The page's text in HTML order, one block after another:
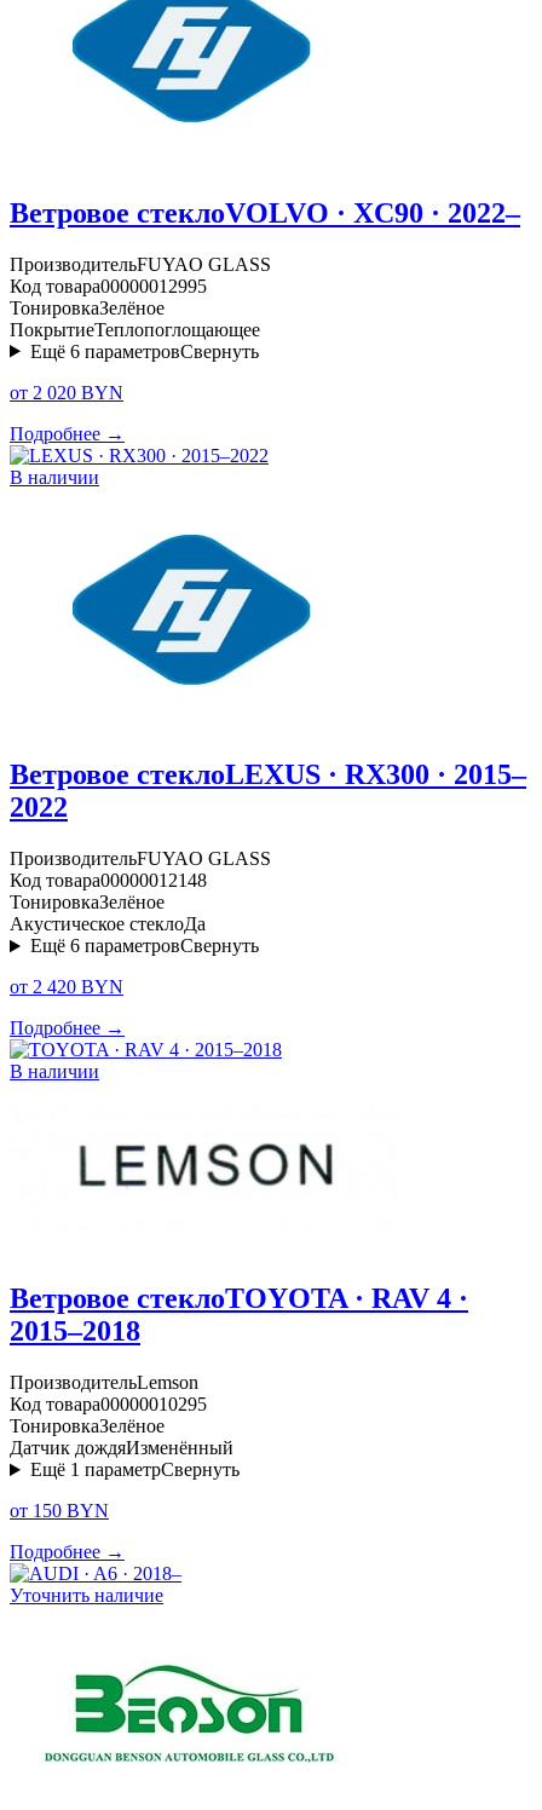
Ветровое стеклоVOLVO · XC90 · 2022–
ПроизводительFUYAO GLASS
Код товара00000012995
ТонировкаЗелёное
ПокрытиеТеплопоглощающее
Ещё 6 параметровСвернуть
от 2 020 BYN
Подробнее →
В наличии
Ветровое стеклоLEXUS · RX300 · 2015–
2022
ПроизводительFUYAO GLASS
Код товара00000012148
ТонировкаЗелёное
Акустическое стеклоДа
Ещё 6 параметровСвернуть
от 2 420 BYN
Подробнее →
В наличии
Ветровое стеклоTOYOTA · RAV 4 ·
2015–2018
ПроизводительLemson
Код товара00000010295
ТонировкаЗелёное
Датчик дождяИзменённый
Ещё 1 параметрСвернуть
от 150 BYN
Подробнее →
Уточнить наличие